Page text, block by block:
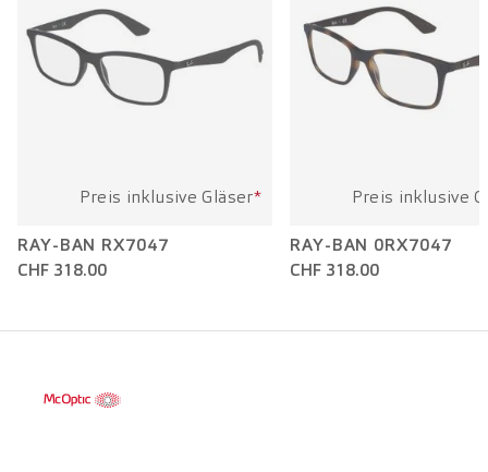
Preis inklusive Gläser*
RAY-BAN RX7047
CHF 318.00
Preis inklusive
RAY-BAN 0RX7047
CHF 318.00